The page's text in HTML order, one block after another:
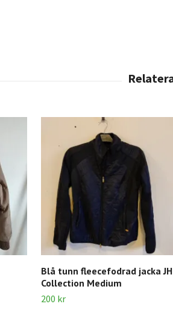
Blå tunn fleecefodrad jacka JH
Collection Medium
200 kr